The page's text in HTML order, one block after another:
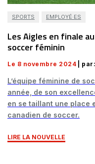
SPORTS EMPLOYÉ·ES
Les Aigles en finale
soccer féminin
Le 8 novembre 2024 |
L’équipe féminine de
année, de son
en se taillant une place
canadien de soccer.
LIRE LA NOUVELLE